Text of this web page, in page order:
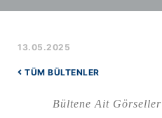
13.05.2025
TÜM BÜLTENLER
Bültene Ait Görseller